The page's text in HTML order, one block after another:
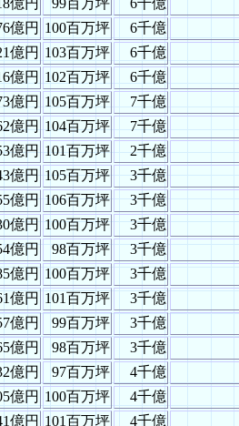
億円 99百万坪
6千億
億円 100百万坪
6千億
億円 103百万坪
6千億
億円 102百万坪
6千億
億円 105百万坪
7千億
億円 104百万坪
7千億
億円 101百万坪
2千億
億円 105百万坪
3千億
億円 106百万坪
3千億
億円 100百万坪
3千億
億円 98百万坪
3千億
億円 100百万坪
3千億
億円 101百万坪
3千億
億円 99百万坪
3千億
億円 98百万坪
3千億
億円 97百万坪
4千億
億円 100百万坪
4千億
億円 101百万坪
4千億